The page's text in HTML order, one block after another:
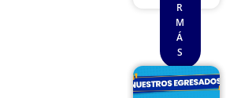
R
M
Á
S